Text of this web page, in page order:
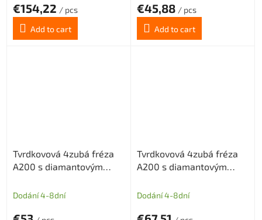
€154,22 / pcs
Add to cart
€45,88 / pcs
Add to cart
Tvrdkovová 4zubá fréza
A200 s diamantovým
průměr 4 (dlouhá stopka)
Dodání 4-8dní
Tvrdkovová 4zubá fréza
A200 s diamantovým
průměr 4 (dlouhá stopka)
Dodání 4-8dní